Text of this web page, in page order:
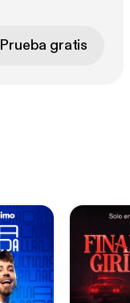
Prueba gratis